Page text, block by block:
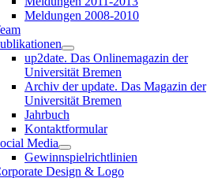
Meldungen 2008-2010
up2date. Das Onlinemagazin der
Universität Bremen
Archiv der update. Das Magazin der
Universität Bremen
Jahrbuch
Kontaktformular
Media
Gewinnspielrichtlinien
Design & Logo